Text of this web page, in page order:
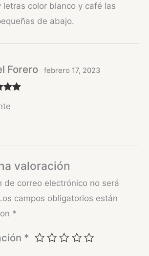
letras color blanco y café las
de abajo.
5
Forero febrero 17, 2023
valoración
de correo electrónico no será
campos obligatorios están
*
*